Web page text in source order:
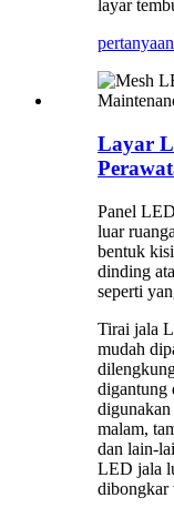
layar
pertanyaan
Layar
Panel
luar
bentuk
dinding
seperti
Tirai jala
mudah
digantung
malam,
dan lain-
LED jala
dibongkar